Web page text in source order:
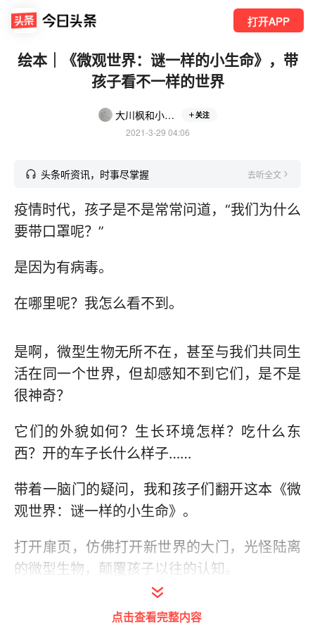
打开APP
绘本｜《微观世界：谜一样的小生命》，带
孩子看不一样的世界
大川枫和小川枫 关注
2021-3-29 04:06
头条听资讯，时事尽掌握 去听全文
疫情时代，孩子是不是常常问道，“我们为什么
要带口罩呢？”
是因为有病毒。
在哪里呢？我怎么看不到。
是啊，微型生物无所不在，甚至与我们共同生
活在同一个世界，但却感知不到它们，是不是
很神奇？
它们的外貌如何？生长环境怎样？吃什么东
西？开的车子长什么样子……
带着一脑门的疑问，我和孩子们翻开这本《微
观世界：谜一样的小生命》。
打开扉页，仿佛打开新世界的大门，光怪陆离
的微型生物，颠覆孩子以往的认知。
点击查看完整内容